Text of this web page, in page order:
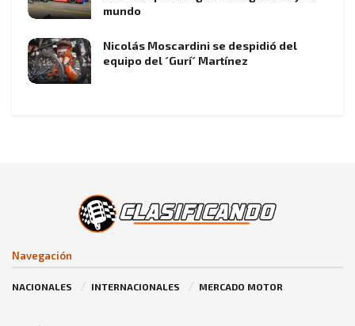
mundo
Nicolás Moscardini se despidió del
equipo del ´Gurí´ Martínez
Navegación
NACIONALES INTERNACIONALES MERCADO MOTOR